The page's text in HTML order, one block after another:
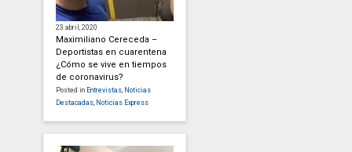
23 abril, 2020
Maximiliano Cereceda –
Deportistas en cuarentena
¿Cómo se vive en tiempos
de coronavirus?
Posted in Entrevistas Noticias
Destacadas Noticias Express